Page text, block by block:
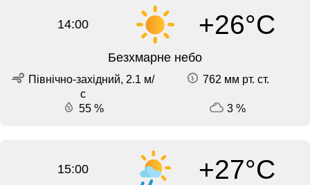
14:00 +26°C
Безхмарне небо
Північно-західний, 2.1 м/
с
762 мм рт. ст.
55 % 3 %
15:00 +27°C